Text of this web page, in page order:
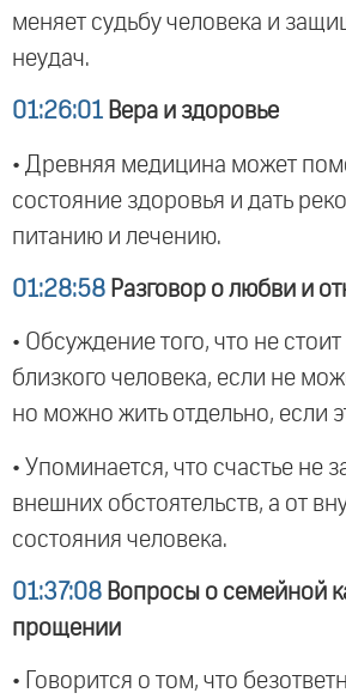
меняет судьбу человека и
неудач.
01:26:01 Вера и здоровье
• Древняя медицина может
состояние здоровья и дать
питанию и лечению.
01:28:58 Разговор о любви и
• Обсуждение того, что не
близкого человека, если не
но можно жить отдельно, если
• Упоминается, что счастье не
внешних обстоятельств, а от
состояния человека.
01:37:08 Вопросы о семейной
прощении
• Говорится о том, что